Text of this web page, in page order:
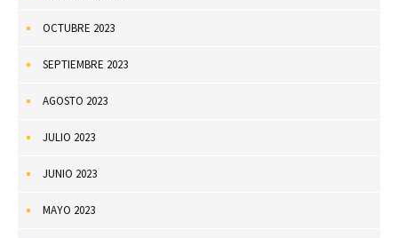
OCTUBRE 2023
SEPTIEMBRE 2023
AGOSTO 2023
JULIO 2023
JUNIO 2023
MAYO 2023